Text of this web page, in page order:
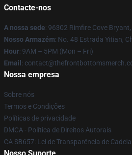
Contacte-nos
A nossa sede: 96302 Rimfire Cove
Nosso Armazém: No. 48 Estrada Yitian,
Hour: 9AM – 5PM (Mon – Fri)
Email :
Nossa empresa
Sobre nós
Termos e Condições
Políticas de privacidade
DMCA - Política de Direitos Autorais
CA SB657: Lei de Transparência de